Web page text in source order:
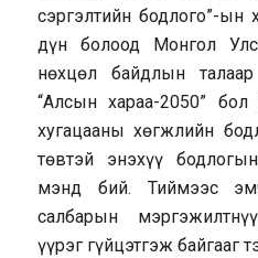
сэргэлтийн бодлого”-ын
дүн болоод Монгол
нөхцөл байдлын
“Алсын хараа-2050”
хугацааны хөгжлийн
төвтэй энэхүү
мэнд бий. Тиймээс
салбарын
үүрэг гүйцэтгэж байгааг